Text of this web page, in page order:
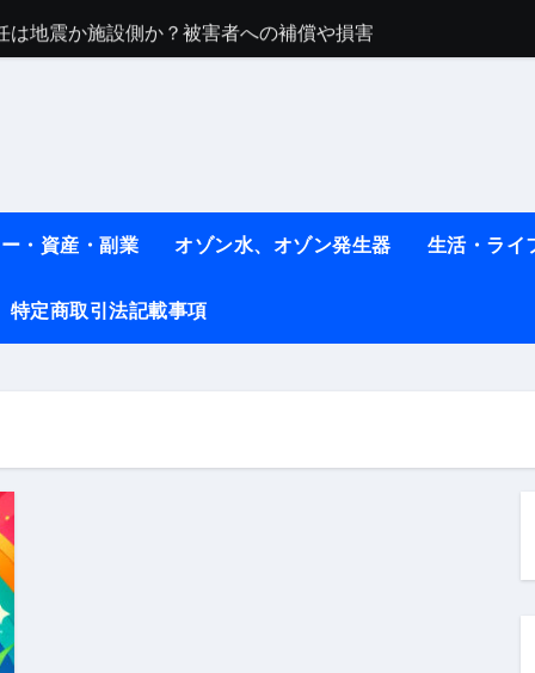
地震か施設側か？被害者への補償や損害賠償をわかりやす
コレ！ #医療ダイエット
#shots
本当に効果ある？ #エクササイズ
え方と実践方法を解説します【健康】
なしで2ヶ月で10kg減量した、私の痩せる9つの習慣 | レシピ
・記憶・名言・人生哲学から読み解く生き方
定は危険？情報収集との関係と見分け方を解説
｜最新観測データと前兆現象を徹底解説【2026】
の関連性は？
・資産・副業 オゾン水、オゾン発生器 生活・ライ
特定商取引法記載事項